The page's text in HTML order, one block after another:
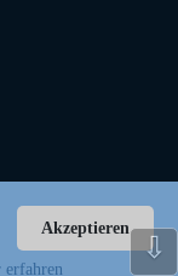
Toplistenportal.de
Akzeptieren
erfahren
⇩